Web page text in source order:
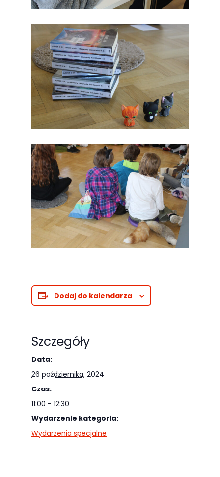
Dodaj do kalendarza
Szczegóły
Data:
26 października, 2024
Czas:
11:00 - 12:30
Wydarzenie kategoria:
Wydarzenia specjalne